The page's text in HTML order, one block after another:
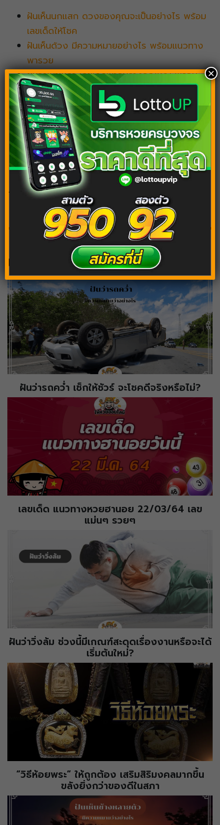
ฝันเห็นนกแสก ดวงของคุณจะเป็นอย่างไร พร้อม
เลขเด็ดให้โชค
ฝันเห็นด้วง มีความหมายอย่างไร พร้อมแนวทาง
พารวย
ฝันว่าเมาเหล้า เลขเด็ดพาลุ้นรางวัลใหญ่ พร้อม
ความหมายดีๆ
ฝันว่าย้ายบ้าน ตีเลขเด็ดพารวย ฝันแบบนี้ดวงดี
แบบฉุดไม่อยู่
ฝันเห็นสัตว์ ทำนายดวงชะตา พร้อมเจาะลึกเลขเด็ด
Tags: ฝันว่ากินข้าวกับแฟน
บทความต้องอ่านต่อ
ฝันว่ารถคว่ำ เช็กให้ชัวร์ จะโชคดีจริงหรือไม่?
เลขเด็ด แนวทางหวยฮานอย 22/03/64 เลข
แม่นๆ รวยๆ
ฝันว่าวิ่งล้ม ช่วงนี้มีเกณฑ์สะดุดเรื่องงานหรือจะได้
เริ่มต้นใหม่?
“วิธีห้อยพระ” ให้ถูกต้อง เสริมสิริมงคลมากขึ้น
ขลังยิ่งกว่าของดีในสภา
×